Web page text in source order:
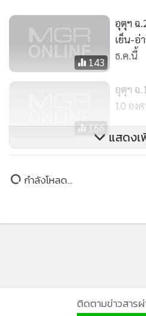
143
อุตุฯ ฉ
เย็น-อ่
ธ.ค.นี้
166
อุตุฯ ฉ
10 อง
อุตุฯ ฉ
แสดงเ
กำลังโหลด...
ติดตามข่าวสารผ่